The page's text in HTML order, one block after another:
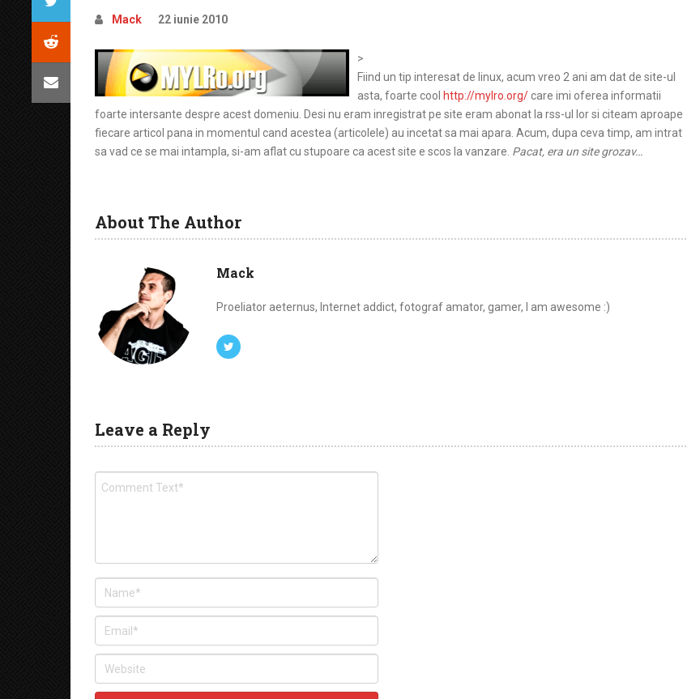
Mack 22 iunie 2010
>
Fiind un tip interesat de linux, acum vreo 2 ani am dat de site-ul
asta, foarte cool http://mylro.org/care imi oferea informatii
foarte intersante despre acest domeniu. Desi nu eram inregistrat pe site eram abonat la rss-ul lor si citeam aproape
fiecare articol pana in momentul cand acestea (articolele) au incetat sa mai apara. Acum, dupa ceva timp, am intrat
sa vad ce se mai intampla, si-am aflat cu stupoare ca acest site e scos la vanzare. Pacat, era un site grozav…
About The Author
Mack
Proeliator aeternus, Internet addict, fotograf amator, gamer, I am awesome :)
Leave a Reply